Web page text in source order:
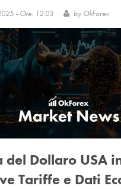
- Ore: 12:03 by OkForex
Dollaro USA
Tariffe e Dati